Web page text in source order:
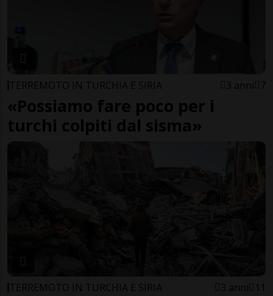
TERREMOTO IN TURCHIA E SIRIA 3 anni 7
«Possiamo fare poco per i
turchi colpiti dal sisma»
TERREMOTO IN TURCHIA E SIRIA 3 anni 11